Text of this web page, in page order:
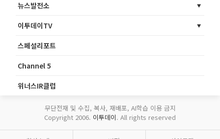
뉴스발전소
이투데이TV
스페셜리포트
Channel 5
위너스IR클럽
무단전재 및 수집, 복사, 재배포, AI학습 이용 금지
Copyright 2006. 이투데이. All rights reserved